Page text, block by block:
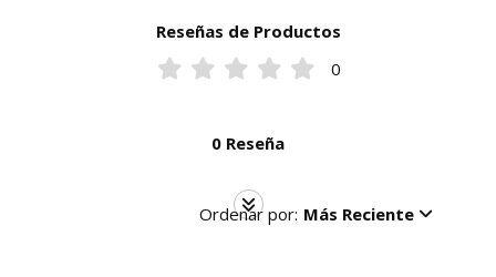
Reseñas de Productos
0
0 Reseña
Ordenar por: Más Reciente